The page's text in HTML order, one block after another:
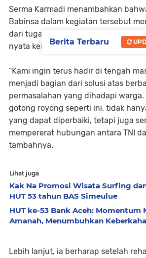
Serma Karmadi menambahkan
Babinsa dalam kegiatan tersebut
dari tugas pembinaan teritorial
nyata kemanunggalan TNI dengan
“Kami ingin terus hadir di tengah
menjadi bagian dari solusi atas
permasalahan yang dihadapi
gotong royong seperti ini, tidak
yang dapat diperbaiki, tetapi juga
mempererat hubungan antara TNI
tambahnya.
Lihat juga
Kak Na Promosi Wisata Surfing
HUT 53 tahun BAS Simeulue
HUT ke-53 Bank Aceh: Momentum
Amanah, Menumbuhkan
Lebih lanjut, ia berharap setelah
Berita Terbaru